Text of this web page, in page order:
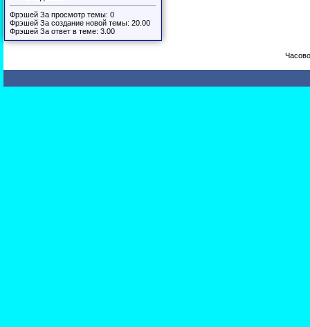
Фрэшей За просмотр темы: 0
Фрэшей За создание новой темы: 20.00
Фрэшей За ответ в теме: 3.00